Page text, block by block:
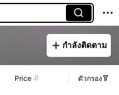
กำลังติดตาม
Price ตัวกรอง